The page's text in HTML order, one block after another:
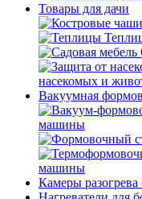
Товары для дачи
насекомых и
Вакуумная
машины
машины
Камеры разогрева